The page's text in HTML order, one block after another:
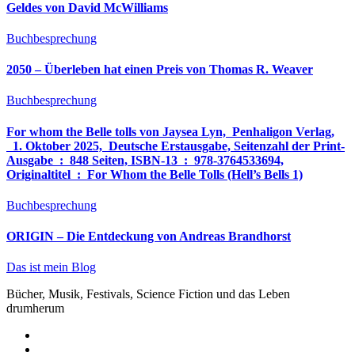
Geldes von David McWilliams
Buchbesprechung
2050 – Überleben hat einen Preis von Thomas R. Weaver
Buchbesprechung
For whom the Belle tolls von Jaysea Lyn, ‎ Penhaligon Verlag,
‎ 1. Oktober 2025, ‎ Deutsche Erstausgabe, Seitenzahl der Print-
Ausgabe ‏ : ‎ 848 Seiten, ISBN-13 ‏ : ‎ 978-3764533694,
Originaltitel ‏ : ‎ For Whom the Belle Tolls (Hell’s Bells 1)
Buchbesprechung
ORIGIN – Die Entdeckung von Andreas Brandhorst
Das ist mein Blog
Bücher, Musik, Festivals, Science Fiction und das Leben
drumherum